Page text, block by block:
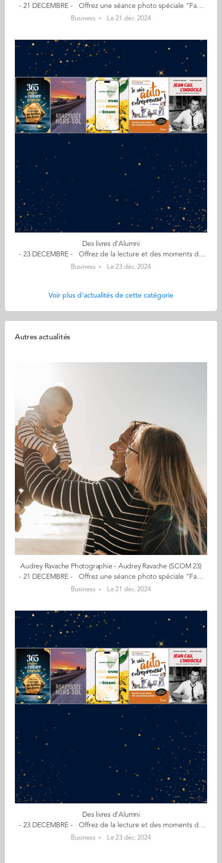
- 21 DECEMBRE - Offrez une séance photo spéciale "Famille" - Créativité, émotions, authenticité - Formule "Famille" à 150€ (hors frais de transport)* *Cette séance inclut environ cinquante photos en haute définition, accessibles sur une galerie en ligne sécurisée, que vous pourrez facilement consulter et partager. Capturez vos moments précieux avec des photos authentiques et intemporelles ! Je propose une séance photo spéciale "Famille" pour immortaliser vos moments précieux en cette période festive. Offrez à vos proches un souvenir unique avec une séance photo en extérieur ou à domicile, dans une ambiance chaleureuse et authentique. Nous définirons ensemble une date qui conviendra à tous, et je suis mobile dans toute la France pour vous rencontrer et capturer ces instants magiques. "Photographe professionnelle, je m'efforce de capturer l’essence de vos événements, qu’ils soient personnels ou professionnels. Mon approche se concentre sur l’authenticité des moments pour en faire des souvenirs uniques et intemporels." Le début de mon aventure photographique… Passionnée par la photographie depuis l’enfance, j’ai décidé de me lancer professionnellement en 2019, à 19 ans, lorsque j’ai été contactée pour ma première collaboration avec une marque. Depuis, je n’ai pas arrêté, développant mon activité autour de la photographie de mariage, de famille et bien plus encore, tout en capturant des instants uniques et sincères. En savoir plus : audreyravache.com Contact : ravacheaudrey@gmail.com (Re)Découvrez votre CALENDRIER DE L'AVENT ici
Business Le 21 déc. 2024
Des livres d'Alumni
- 23 DECEMBRE - Offrez de la lecture et des moments de détente - Culture, inspiration, déconnexion - 365 pépites de culture générale de Christophe Cudennec (GE 04) [Edition Books on Demand] ​- Pourquoi la Vache qui rit...rit ? - Pourquoi le Rhône, Auchan ou le quartier de La Défense s'appellent-ils ainsi ? - Qui se cache derrière le personnage de Madame Michu ? - Quel est le mystère du crocodile Lacoste ? De l'origine surprenante de nos expressions quotidiennes aux secrets bien gardés des grandes marques, en passant par l'histoire et la pop culture, ce recueil dévoile 365 pépites de culture générale aussi érudites qu'inattendues. Christophe, passeur passionné de culture générale, y partage avec générosité des anecdotes mêlant étymologie, faits de société, mots rares, statistiques étonnantes et petites histoires de la grande Histoire. Un livre à picorer au quotidien ou à dévorer d'une traite. ROADYSSÉE HORS-SOL de Martin Flichy (GE 94) [Editions Librinova - 2024] Pétrole, internet, savons-nous seulement d'où viennent ces fluides sans lesquels nous ne sommes rien et avons-nous conscience du prix à payer pour qu'ils arrivent jusqu'à nous ? À la mort de son grand-père, Mouna (photographe) découvre que les terres de ses ancêtres sont menacées par le passage d’un pipeline. Dans sa quête elle va croiser la route de Steve, ingénieur brillant qui installe des datacenters et d'Ulysse, contremaitre taciturne, qui extrait du pétrole dans les champs de sables bitumineux de Fort McKay. Réunis bien malgré eux, ils vont découvrir à quel point ils vivent hors-sol et changer le regard qu’ils portent sur le monde ! MIEUX VIVRE AVEC MOINS D’ÉCRANS d'Aurélien Guihéneuf (SCOM 06) [Editions Perret - 2024] Faites de vos écrans des amis, pour mieux vivre avec ! Auteur et hypnothérapeute, Aurélien propose une approche fondée sur l’introspection et l’autonomie, ainsi que des pistes d’actions concrètes, pour vous ou vos proches. Vous avez entre les mains un support simple et accessible pour vous aider à mieux comprendre les ressorts de votre relation aux écrans, et pouvoir agir en testant des idées pratiques, concrètes et même ludiques pour reprendre de bonnes habitudes et accorder une place plus juste aux écrans dans votre vie. Je suis auto-entrepreneur ! Ma micro-entreprise, elle a tout d'une grande ! de Frédérique David-Créquer (IPAC 97) [Editions Vuibert - 2024] Auto-entrepreneur, vous voulez maîtriser le régime de la micro-entreprise et ses dernières évolutions ? Salarié, indépendant, étudiant ou retraité, vous souhaitez lancer votre propre activité ? Cette nouvelle édition augmentée, à jour des toutes dernières évolutions administratives, juridiques et fiscales, vous aidera à décoder les règles, à connaître vos droits et obligations, et vous apportera des éclaircissements sur les spécificités du régime : doublement des plafonds, gestion de la TVA, spécificités du statut de travailleur indépendant handicapé, conjoint collaborateur, protection sociale de l’auto-entrepreneur (retraite, congé maternité et paternité, indemnités journalières), avance immédiate de crédit d’impôt pour les services à la personne… JEAN CAU, L’INDOCILE de Louis Michaud (GE 19) [Editions Gallimard – 2024] Une biographie qui rend hommage à l'écrivain admiré des Croquis de mémoire. En dévoilant pour la première fois sa correspondance avec Jean-Paul Sartre, Alain Delon, Jacques Chirac, Jean Genet ou encore Jean Dutourd, elle le révèle dans sa totalité : un témoin passionnément impliqué dans les débats de son siècle, mais aussi un amoureux fou de l'Espagne, un aficionado viscéralement attaché à ses origines paysannes. Qui se souvient encore de Jean Cau ? L'homme qui, avant de passer maître dans l'art de brocarder les bonnes âmes de son temps, fut un de leurs plus fidèles apôtres. Né en 1925, ce brillant élève devint à vingt ans secrétaire de Jean-Paul Sartre, puis journaliste vedette de L'Express, avant de recevoir le prix Goncourt 1961 pour La Pitié de Dieu. Après vingt ans de compagnonnage, l'enfant chéri des intellectuels de gauche reprit soudain sa liberté. Depuis sa tribune de Paris Match, et au fil de mémorables pamphlets, Cau l'indocile n'épargna plus rien ni personne : Mai 68, l'égalitarisme, la technocratie, le tout-Amérique, Mitterrand... (Re)Découvrez votre CALENDRIER DE L'AVENT ici
Business Le 23 déc. 2024
Voir plus d'actualités de cette catégorie
Autres actualités
Audrey Ravache Photographie - Audrey Ravache (SCOM 23)
- 21 DECEMBRE - Offrez une séance photo spéciale "Famille" - Créativité, émotions, authenticité - Formule "Famille" à 150€ (hors frais de transport)* *Cette séance inclut environ cinquante photos en haute définition, accessibles sur une galerie en ligne sécurisée, que vous pourrez facilement consulter et partager. Capturez vos moments précieux avec des photos authentiques et intemporelles ! Je propose une séance photo spéciale "Famille" pour immortaliser vos moments précieux en cette période festive. Offrez à vos proches un souvenir unique avec une séance photo en extérieur ou à domicile, dans une ambiance chaleureuse et authentique. Nous définirons ensemble une date qui conviendra à tous, et je suis mobile dans toute la France pour vous rencontrer et capturer ces instants magiques. "Photographe professionnelle, je m'efforce de capturer l’essence de vos événements, qu’ils soient personnels ou professionnels. Mon approche se concentre sur l’authenticité des moments pour en faire des souvenirs uniques et intemporels." Le début de mon aventure photographique… Passionnée par la photographie depuis l’enfance, j’ai décidé de me lancer professionnellement en 2019, à 19 ans, lorsque j’ai été contactée pour ma première collaboration avec une marque. Depuis, je n’ai pas arrêté, développant mon activité autour de la photographie de mariage, de famille et bien plus encore, tout en capturant des instants uniques et sincères. En savoir plus : audreyravache.com Contact : ravacheaudrey@gmail.com (Re)Découvrez votre CALENDRIER DE L'AVENT ici
Business Le 21 déc. 2024
Des livres d'Alumni
- 23 DECEMBRE - Offrez de la lecture et des moments de détente - Culture, inspiration, déconnexion - 365 pépites de culture générale de Christophe Cudennec (GE 04) [Edition Books on Demand] ​- Pourquoi la Vache qui rit...rit ? - Pourquoi le Rhône, Auchan ou le quartier de La Défense s'appellent-ils ainsi ? - Qui se cache derrière le personnage de Madame Michu ? - Quel est le mystère du crocodile Lacoste ? De l'origine surprenante de nos expressions quotidiennes aux secrets bien gardés des grandes marques, en passant par l'histoire et la pop culture, ce recueil dévoile 365 pépites de culture générale aussi érudites qu'inattendues. Christophe, passeur passionné de culture générale, y partage avec générosité des anecdotes mêlant étymologie, faits de société, mots rares, statistiques étonnantes et petites histoires de la grande Histoire. Un livre à picorer au quotidien ou à dévorer d'une traite. ROADYSSÉE HORS-SOL de Martin Flichy (GE 94) [Editions Librinova - 2024] Pétrole, internet, savons-nous seulement d'où viennent ces fluides sans lesquels nous ne sommes rien et avons-nous conscience du prix à payer pour qu'ils arrivent jusqu'à nous ? À la mort de son grand-père, Mouna (photographe) découvre que les terres de ses ancêtres sont menacées par le passage d’un pipeline. Dans sa quête elle va croiser la route de Steve, ingénieur brillant qui installe des datacenters et d'Ulysse, contremaitre taciturne, qui extrait du pétrole dans les champs de sables bitumineux de Fort McKay. Réunis bien malgré eux, ils vont découvrir à quel point ils vivent hors-sol et changer le regard qu’ils portent sur le monde ! MIEUX VIVRE AVEC MOINS D’ÉCRANS d'Aurélien Guihéneuf (SCOM 06) [Editions Perret - 2024] Faites de vos écrans des amis, pour mieux vivre avec ! Auteur et hypnothérapeute, Aurélien propose une approche fondée sur l’introspection et l’autonomie, ainsi que des pistes d’actions concrètes, pour vous ou vos proches. Vous avez entre les mains un support simple et accessible pour vous aider à mieux comprendre les ressorts de votre relation aux écrans, et pouvoir agir en testant des idées pratiques, concrètes et même ludiques pour reprendre de bonnes habitudes et accorder une place plus juste aux écrans dans votre vie. Je suis auto-entrepreneur ! Ma micro-entreprise, elle a tout d'une grande ! de Frédérique David-Créquer (IPAC 97) [Editions Vuibert - 2024] Auto-entrepreneur, vous voulez maîtriser le régime de la micro-entreprise et ses dernières évolutions ? Salarié, indépendant, étudiant ou retraité, vous souhaitez lancer votre propre activité ? Cette nouvelle édition augmentée, à jour des toutes dernières évolutions administratives, juridiques et fiscales, vous aidera à décoder les règles, à connaître vos droits et obligations, et vous apportera des éclaircissements sur les spécificités du régime : doublement des plafonds, gestion de la TVA, spécificités du statut de travailleur indépendant handicapé, conjoint collaborateur, protection sociale de l’auto-entrepreneur (retraite, congé maternité et paternité, indemnités journalières), avance immédiate de crédit d’impôt pour les services à la personne… JEAN CAU, L’INDOCILE de Louis Michaud (GE 19) [Editions Gallimard – 2024] Une biographie qui rend hommage à l'écrivain admiré des Croquis de mémoire. En dévoilant pour la première fois sa correspondance avec Jean-Paul Sartre, Alain Delon, Jacques Chirac, Jean Genet ou encore Jean Dutourd, elle le révèle dans sa totalité : un témoin passionnément impliqué dans les débats de son siècle, mais aussi un amoureux fou de l'Espagne, un aficionado viscéralement attaché à ses origines paysannes. Qui se souvient encore de Jean Cau ? L'homme qui, avant de passer maître dans l'art de brocarder les bonnes âmes de son temps, fut un de leurs plus fidèles apôtres. Né en 1925, ce brillant élève devint à vingt ans secrétaire de Jean-Paul Sartre, puis journaliste vedette de L'Express, avant de recevoir le prix Goncourt 1961 pour La Pitié de Dieu. Après vingt ans de compagnonnage, l'enfant chéri des intellectuels de gauche reprit soudain sa liberté. Depuis sa tribune de Paris Match, et au fil de mémorables pamphlets, Cau l'indocile n'épargna plus rien ni personne : Mai 68, l'égalitarisme, la technocratie, le tout-Amérique, Mitterrand... (Re)Découvrez votre CALENDRIER DE L'AVENT ici
Business Le 23 déc. 2024